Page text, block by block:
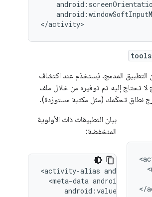
</activity>
التطبيق المدمج. يُستخدَم عند اكتشاف
لا تحتاج إليه تم توفيره من خلال ملف
نطاق تحكّمك (مثل مكتبة مستورَدة).
بيان التطبيقات ذات الأولوية
المنخفضة:
<activity-alias
<meta-data
</